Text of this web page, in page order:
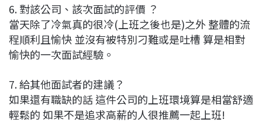
6. 對該公司、該次面試的評價 ？
當天除了冷氣真的很冷(上班之後也是)之外 整體的流
程順利且愉快 並沒有被特別刁難或是吐槽 算是相對
愉快的一次面試經驗。
7. 給其他面試者的建議？
如果還有職缺的話 這件公司的上班環境算是相當舒適
輕鬆的 如果不是追求高薪的人很推薦一起上班!